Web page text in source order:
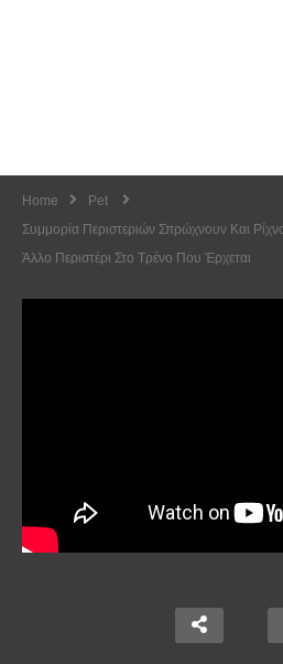
Home
Pet
Συμμορία Περιστεριών Σπρώχνουν Και
Άλλο Περιστέρι Στο Τρένο Που Έρχεται